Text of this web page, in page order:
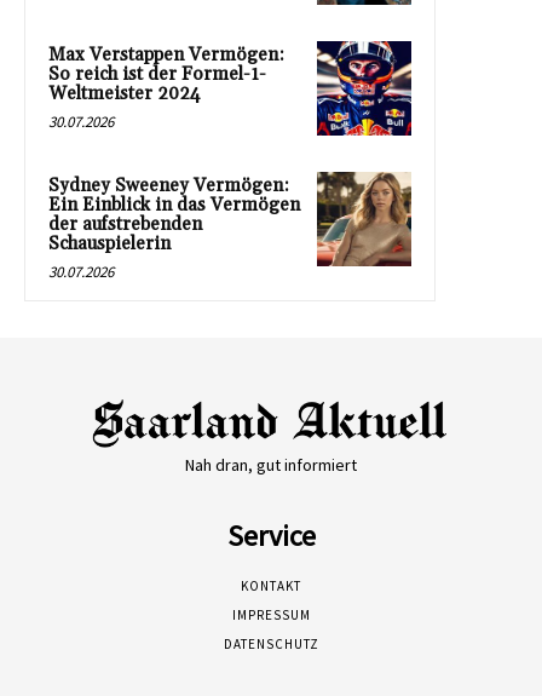
Max Verstappen Vermögen:
So reich ist der Formel-1-
Weltmeister 2024
30.07.2026
Sydney Sweeney Vermögen:
Ein Einblick in das Vermögen
der aufstrebenden
Schauspielerin
30.07.2026
Nah dran, gut informiert
Service
KONTAKT
IMPRESSUM
DATENSCHUTZ